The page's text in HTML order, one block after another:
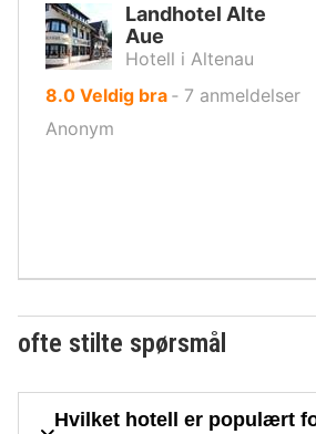
Landhotel Alte
Aue
Hotell i Altenau
8.0av
Veldig bra ‐ 7 anmeldelser
Anonym
ofte stilte spørsmål
Hvilket hotell er populært